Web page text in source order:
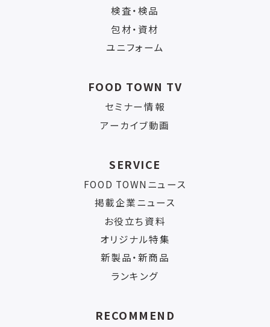
検査・検品
包材・資材
ユニフォーム
FOOD TOWN TV
セミナー情報
アーカイブ動画
SERVICE
FOOD TOWNニュース
掲載企業ニュース
お役立ち資料
オリジナル特集
新製品・新商品
ランキング
RECOMMEND